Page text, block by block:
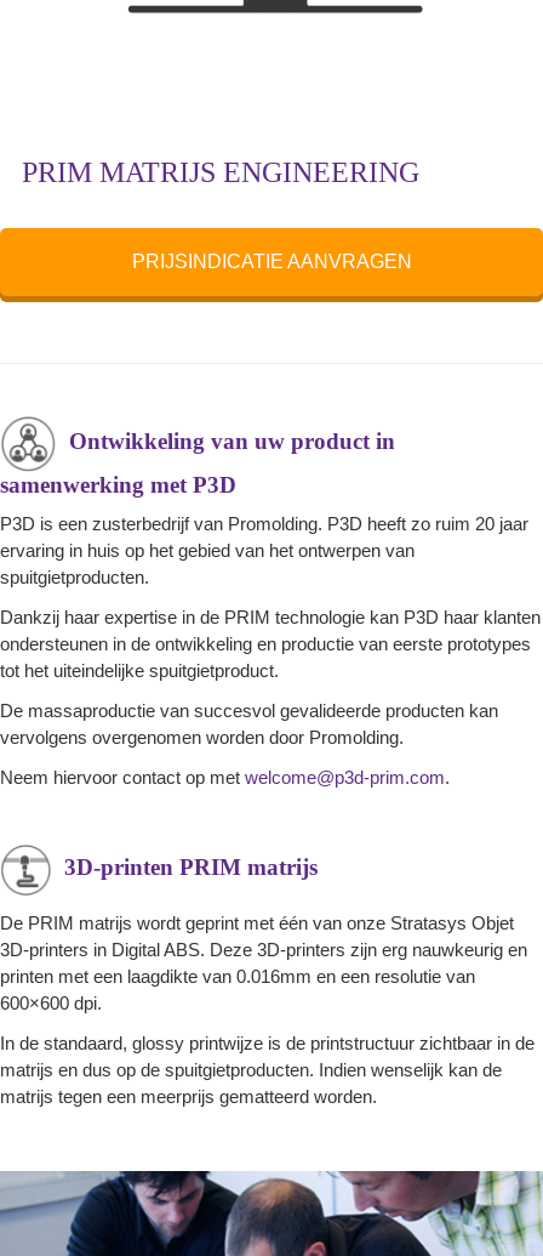
PRIM MATRIJS ENGINEERING
PRIJSINDICATIE AANVRAGEN
Ontwikkeling van uw product in
samenwerking met P3D
P3D is een zusterbedrijf van Promolding. P3D heeft zo ruim 20 jaar
ervaring in huis op het gebied van het ontwerpen van
spuitgietproducten.
Dankzij haar expertise in de PRIM technologie kan P3D haar klanten
ondersteunen in de ontwikkeling en productie van eerste prototypes
tot het uiteindelijke spuitgietproduct.
De massaproductie van succesvol gevalideerde producten kan
vervolgens overgenomen worden door Promolding.
Neem hiervoor contact op met welcome@p3d-prim.com.
3D-printen PRIM matrijs
De PRIM matrijs wordt geprint met één van onze Stratasys Objet
3D-printers in Digital ABS. Deze 3D-printers zijn erg nauwkeurig en
printen met een laagdikte van 0.016mm en een resolutie van
600×600 dpi.
In de standaard, glossy printwijze is de printstructuur zichtbaar in de
matrijs en dus op de spuitgietproducten. Indien wenselijk kan de
matrijs tegen een meerprijs gematteerd worden.